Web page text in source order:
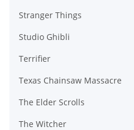
Stranger Things
Studio Ghibli
Terrifier
Texas Chainsaw Massacre
The Elder Scrolls
The Witcher